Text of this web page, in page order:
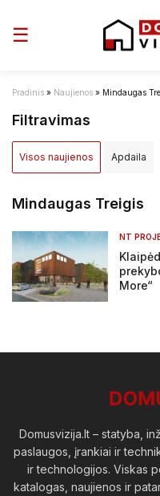
Toggle
☰
Pradinis » Naujienos » Mindaugas
Filtravimas
Visos naujienos Apdaila
Infrastruktura Interjeras
Įstatymai ir reglamentai
Mindaugas Treigis
NT
More“
Domusvizija.lt – statyba,
paslaugos, įrankiai ir
ir technologijos. Viskas
katalogas, naujienos ir